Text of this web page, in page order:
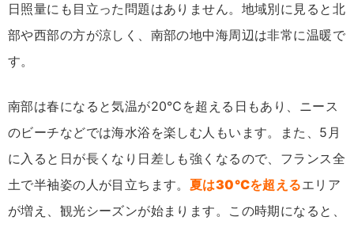
日照量にも目立った問題はありません。地域別に見ると北
部や西部の方が涼しく、南部の地中海周辺は非常に温暖で
す。
南部は春になると気温が20℃を超える日もあり、ニース
のビーチなどでは海水浴を楽しむ人もいます。また、5月
に入ると日が長くなり日差しも強くなるので、フランス全
土で半袖姿の人が目立ちます。 夏は30℃を超えるエリア
が増え、観光シーズンが始まります。この時期になると、